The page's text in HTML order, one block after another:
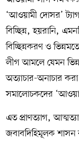
‘আওয়ামী দোসর’
বিচ্ছিন্ন, হয়রানি,
বিচ্ছিন্নকরণ ও
লীগ আমলে যেমন
অত্যাচার-অনাচার
সমালোচকদের
এত প্রাণত্যাগ,
জবাবদিহিমূলক শাসন